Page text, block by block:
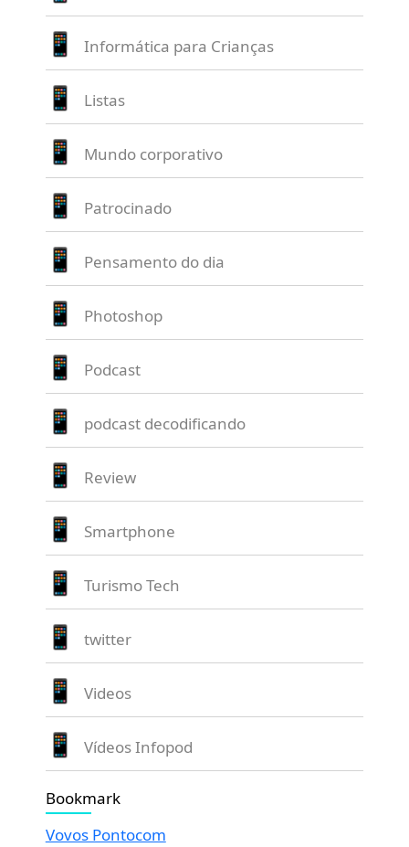
Informática para Crianças
Listas
Mundo corporativo
Patrocinado
Pensamento do dia
Photoshop
Podcast
podcast decodificando
Review
Smartphone
Turismo Tech
twitter
Videos
Vídeos Infopod
Bookmark
Vovos Pontocom